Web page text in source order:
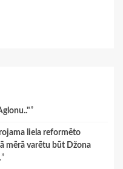
”
liela reformēto
mērā varētu būt Džona
”